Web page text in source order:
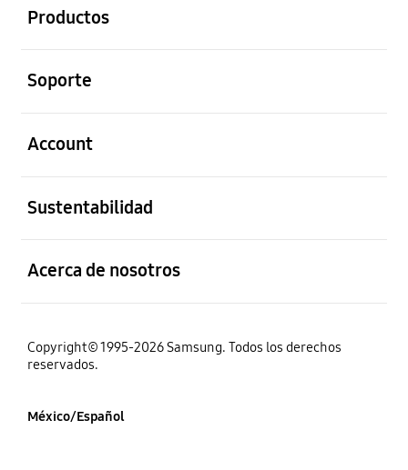
Productos
Soporte
Account
Sustentabilidad
Acerca de nosotros
Copyright© 1995-2026 Samsung. Todos los derechos
reservados.
México/Español